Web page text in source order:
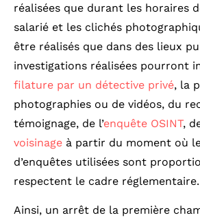
réalisées que durant les horaires
salarié et les clichés
être réalisés que dans des lieux
investigations réalisées pourront
filature par un détective privé, la
photographies ou de vidéos, du
témoignage, de l’enquête OSINT,
voisinage à partir du moment où
d’enquêtes utilisées sont
respectent le cadre réglementaire.
Ainsi, un arrêt de la première